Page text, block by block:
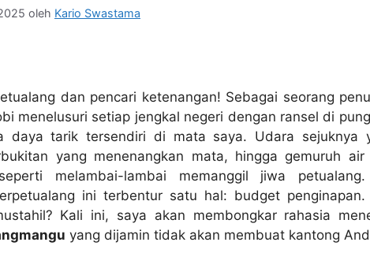
oleh Kario Swastama
dan pencari ketenangan! Sebagai seorang
menelusuri setiap jengkal negeri dengan ransel di
daya tarik tersendiri di mata saya. Udara sejuknya
yang menenangkan mata, hingga gemuruh
melambai-lambai memanggil jiwa
ini terbentur satu hal: budget
Kali ini, saya akan membongkar rahasia
yang dijamin tidak akan membuat kantong